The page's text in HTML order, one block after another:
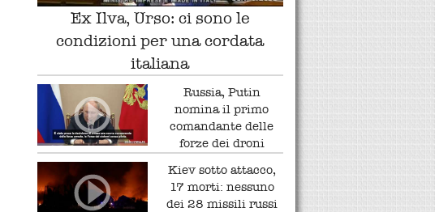
Ex Ilva, Urso: ci sono le
condizioni per una cordata
italiana
Russia, Putin
nomina il primo
comandante delle
forze dei droni
Kiev sotto attacco,
17 morti: nessuno
dei 28 missili russi